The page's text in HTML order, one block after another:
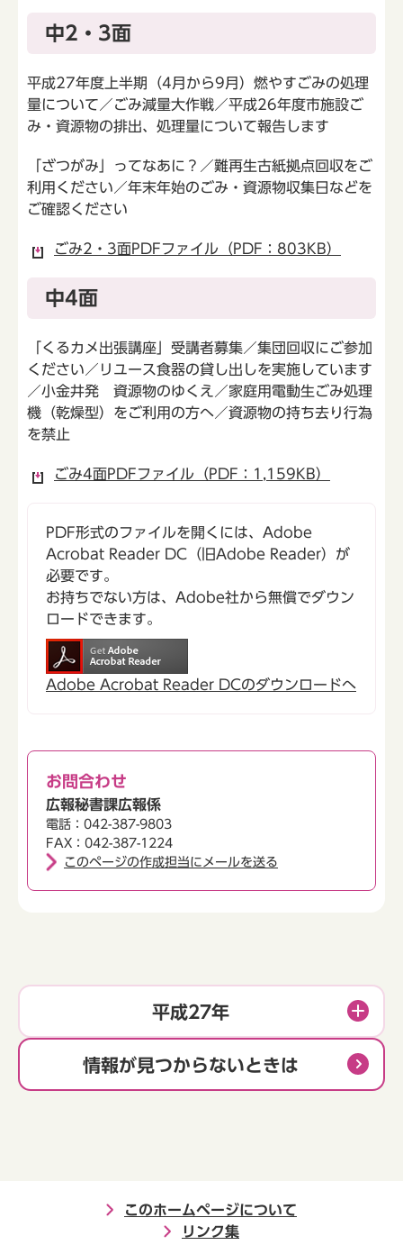
中2・3面
平成27年度上半期（4月から9月）燃やすごみの処理
量について／ごみ減量大作戦／平成26年度市施設ご
み・資源物の排出、処理量について報告します
「ざつがみ」ってなあに？／難再生古紙拠点回収をご
利用ください／年末年始のごみ・資源物収集日などを
ご確認ください
ごみ2・3面PDFファイル（PDF：803KB）
中4面
「くるカメ出張講座」受講者募集／集団回収にご参加
ください／リユース食器の貸し出しを実施しています
／小金井発 資源物のゆくえ／家庭用電動生ごみ処理
機（乾燥型）をご利用の方へ／資源物の持ち去り行為
を禁止
ごみ4面PDFファイル（PDF：1,159KB）
PDF形式のファイルを開くには、Adobe
Acrobat Reader DC（旧Adobe Reader）が
必要です。
お持ちでない方は、Adobe社から無償でダウン
ロードできます。
Adobe Acrobat Reader DCのダウンロードへ
お問合わせ
広報秘書課広報係
電話：042-387-9803
FAX：042-387-1224
このページの作成担当にメールを送る
平成27年
情報が見つからないときは
このホームページについて
リンク集